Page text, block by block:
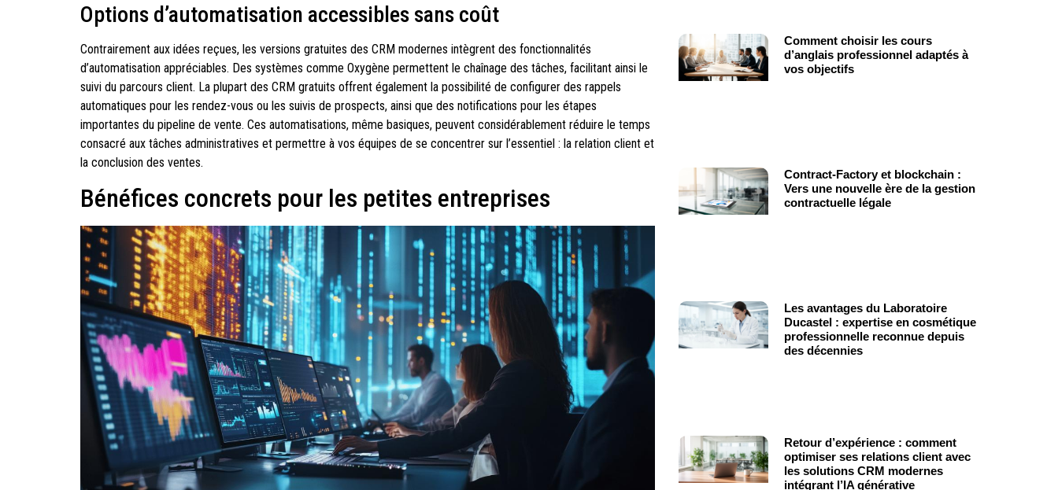
Options d’automatisation accessibles sans coût
Contrairement aux idées reçues, les versions gratuites des CRM modernes intègrent des fonctionnalités
d’automatisation appréciables. Des systèmes comme Oxygène permettent le chaînage des tâches, facilitant ainsi le
suivi du parcours client. La plupart des CRM gratuits offrent également la possibilité de configurer des rappels
automatiques pour les rendez-vous ou les suivis de prospects, ainsi que des notifications pour les étapes
importantes du pipeline de vente. Ces automatisations, même basiques, peuvent considérablement réduire le temps
consacré aux tâches administratives et permettre à vos équipes de se concentrer sur l’essentiel : la relation client et
la conclusion des ventes.
Bénéfices concrets pour les petites entreprises
Comment choisir les cours
d’anglais professionnel adaptés à
vos objectifs
Contract-Factory et blockchain :
Vers une nouvelle ère de la gestion
contractuelle légale
Les avantages du Laboratoire
Ducastel : expertise en cosmétique
professionnelle reconnue depuis
des décennies
Retour d’expérience : comment
optimiser ses relations client avec
les solutions CRM modernes
intégrant l’IA générative